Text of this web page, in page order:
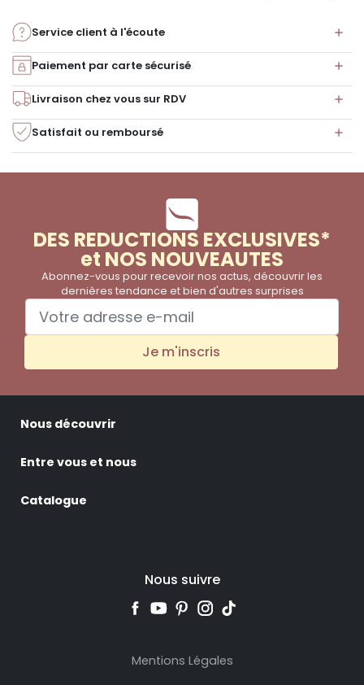
Service client à l'écoute
Paiement par carte sécurisé
Livraison chez vous sur RDV
Satisfait ou remboursé
DES REDUCTIONS EXCLUSIVES*
et NOS NOUVEAUTES
Abonnez-vous pour recevoir nos actus, découvrir les
dernières tendance et bien d'autres surprises
Je m'inscris
Nous découvrir
Entre vous et nous
Catalogue
Nous suivre
Mentions Légales